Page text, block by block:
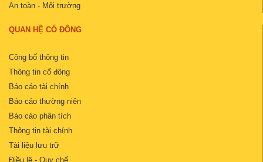
An toàn - Môi trường
QUAN HỆ CỔ ĐÔNG
Công bố thông tin
Thông tin cổ đông
Báo cáo tài chính
Báo cáo thường niên
Báo cáo phân tích
Thông tin tài chính
Tài liệu lưu trữ
Điều lệ - Quy chế